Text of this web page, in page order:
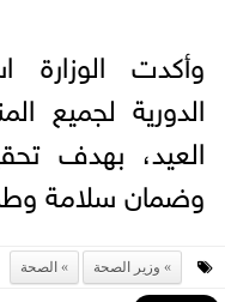
وأكدت الوزارة
الدورية لجميع
العيد، بهدف
وضمان سلامة
وزير الصحة الصحة